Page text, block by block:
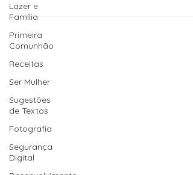
Lazer e
Família
Primeira
Comunhão
Receitas
Ser Mulher
Sugestões
de Textos
Fotografia
Segurança
Digital